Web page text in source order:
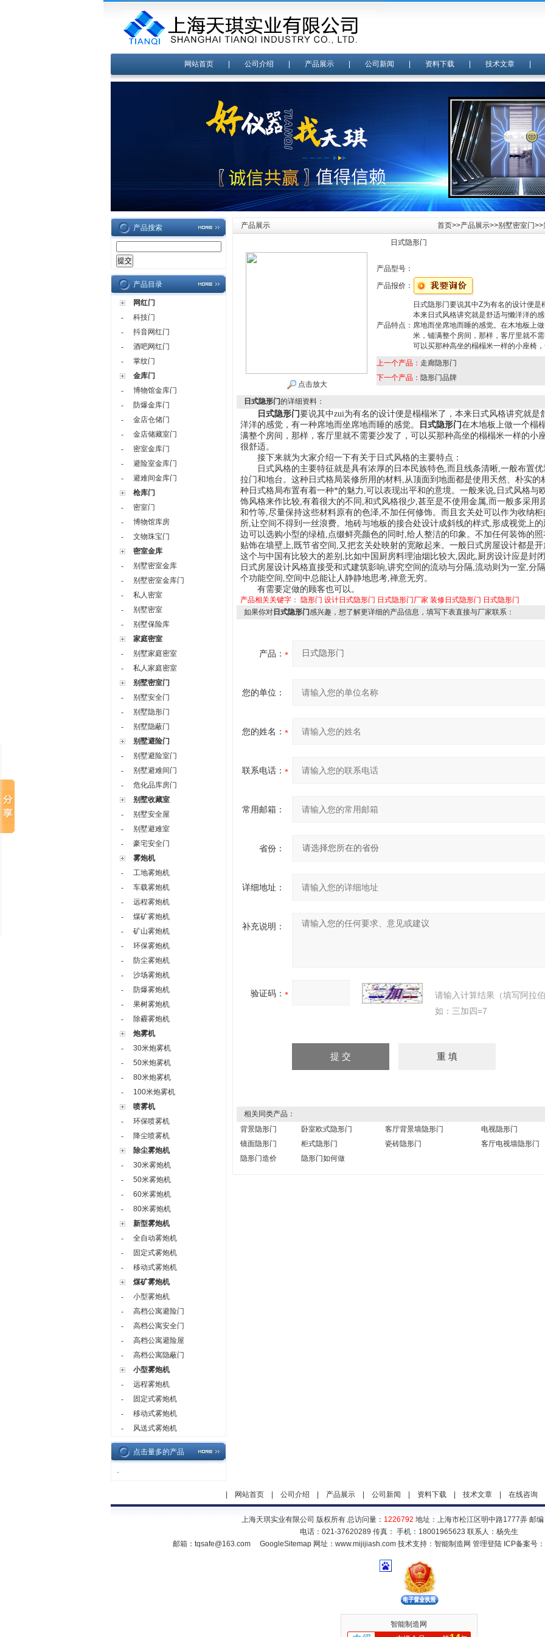
网站首页| 公司介绍 产品展示| 公司新闻 资料下载| 技术文章|
产品搜索
产品目录
网红门
-
科技门
-
抖音网红门
-
酒吧网红门
-
掌纹门
金库门
-
博物馆金库门
-
防爆金库门
-
金店仓储门
-
金店储藏室门
-
密室金库门
-
避险室金库门
-
避难间金库门
枪库门
-
密室门
-
博物馆库房
-
文物珠宝门
密室金库
-
别墅密室金库
-
别墅密室金库门
-
私人密室
-
别墅密室
-
别墅保险库
家庭密室
-
别墅家庭密室
-
私人家庭密室
别墅密室门
-
别墅安全门
-
别墅隐形门
-
别墅隐蔽门
别墅避险门
-
别墅避险室门
-
别墅避难间门
-
危化品库房门
别墅收藏室
-
别墅安全屋
-
别墅避难室
-
豪宅安全门
雾炮机
-
工地雾炮机
-
车载雾炮机
-
远程雾炮机
-
煤矿雾炮机
-
矿山雾炮机
-
环保雾炮机
-
防尘雾炮机
-
沙场雾炮机
-
防爆雾炮机
-
果树雾炮机
-
除霾雾炮机
炮雾机
-
30米炮雾机
-
50米炮雾机
-
80米炮雾机
-
100米炮雾机
喷雾机
-
环保喷雾机
-
降尘喷雾机
除尘雾炮机
-
30米雾炮机
-
50米雾炮机
-
60米雾炮机
-
80米雾炮机
新型雾炮机
-
全自动雾炮机
-
固定式雾炮机
-
移动式雾炮机
煤矿雾炮机
-
小型雾炮机
-
高档公寓避险门
-
高档公寓安全门
-
高档公寓避险屋
-
高档公寓隐蔽门
小型雾炮机
-
远程雾炮机
-
固定式雾炮机
-
移动式雾炮机
-
风送式雾炮机
点击量多的产品
·
产品展示 首页>>产品展示>>别墅密室门>>
日式隐形门
点击放大
产品型号：
产品报价：
产品特点：
日式隐形门要说其中Z为有名的设计便是
本来日式风格讲究就是舒适与懒洋洋的
席地而坐席地而睡的感觉。在木地板上
米，铺满整个房间，那样，客厅里就不需
可以买那种高坐的榻榻米一样的小座椅，
上一个产品： 走廊隐形门
下一个产品： 隐形门品牌
日式隐形门的详细资料：
日式隐形门要说其中zui为有名的设计便是榻榻米了，本来日式风格讲究就是
洋洋的感觉，有一种席地而坐席地而睡的感觉。
日式隐形门在木地板上做一个榻
满整个房间，那样，客厅里就不需要沙发了，可以买那种高坐的榻榻米一样的小
很舒适。
接下来就为大家介绍一下有关于日式风格的主要特点：
日式风格的主要特征就是具有浓厚的日本民族特色,而且线条清晰,一般布置优
拉门和地台。这种日式格局装修所用的材料,从顶面到地面都是使用天然、朴实的
种日式格局布置有着一种*的魅力,可以表现出平和的意境。一般来说,日式风格与
饰风格来作比较,有着很大的不同,和式风格很少,甚至是不使用金属,而一般多采用
和竹等,尽量保持这些材料原有的色泽,不加任何修饰。而且玄关处可以作为收纳柜
所,让空间不得到一丝浪费。地砖与地板的接合处设计成斜线的样式,形成视觉上
边可以选购小型的绿植,点缀鲜亮颜色的同时,给人整洁的印象。不加任何装饰的照
贴饰在墙壁上,既节省空间,又把玄关处映射的宽敞起来。一般日式房屋设计都是开
这个与中国有比较大的差别,比如中国厨房料理油烟比较大,因此,厨房设计应是封闭
日式房屋设计风格直接受和式建筑影响,讲究空间的流动与分隔,流动则为一室,分
个功能空间,空间中总能让人静静地思考,禅意无穷。
有需要定做的顾客也可以。
产品相关关键字： 隐形门 设计日式隐形门 日式隐形门厂家 装修日式隐形门 日式隐形门
如果你对 日式隐形门感兴趣，想了解更详细的产品信息，填写下表直接与厂家联系：
产品：
您的单位：
您的姓名：
联系电话：
常用邮箱：
省份：
详细地址：
补充说明：
验证码：
请输入计算结果（填写阿拉伯
如：三加四=7
相关同类产品：
背景隐形门
卧室欧式隐形门 客厅背景墙隐形门
电视隐形门
镜面隐形门
柜式隐形门 瓷砖隐形门
客厅电视墙隐形门
隐形门造价
隐形门如何做
网站首页| 公司介绍 产品展示| 公司新闻 资料下载| 技术文章| 在线咨询
上海天琪实业有限公司 版权所有 总访问量： 1226792 地址：上海市松江区明中路1777弄 邮
电话：021-37620289 传真： 手机：18001965623 联系人：杨先生
邮箱： tqsafe@163.com GoogleSitemap 网址：www.mijijiash.com 技术支持： 智能制造网 管理登陆 ICP备案号：
智能制造网